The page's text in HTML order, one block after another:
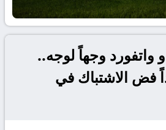
واتفورد وجهاً لوجه..
فض الاشتباك في